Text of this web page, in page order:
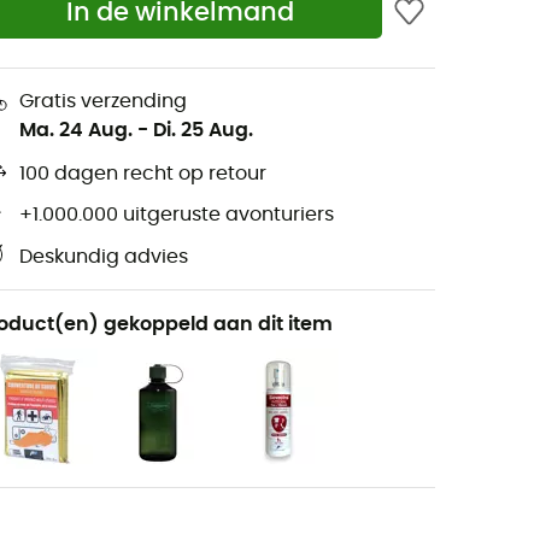
In de winkelmand
Gratis verzending
Ma. 24 Aug. - Di. 25 Aug.
100 dagen recht op retour
+1.000.000 uitgeruste avonturiers
Deskundig advies
gekoppeld aan dit item